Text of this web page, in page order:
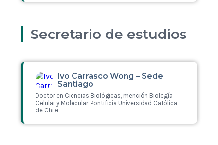
Leer más
Secretario de estudios
Ivo Carrasco Wong – Sede
Santiago
Doctor en Ciencias Biológicas, mención Biología
Celular y Molecular, Pontificia Universidad Católica
de Chile
Leer más